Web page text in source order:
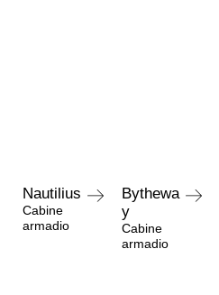
Nautilius
Cabine
armadio
Bythewa
y
Cabine
armadio